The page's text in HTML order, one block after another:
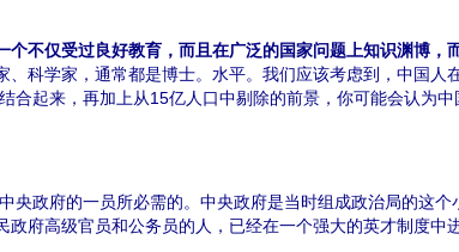
个不仅受过良好教育 ， 而且在广泛的国家问题上知识渊博 ，
科学家，通常都是博士。水平。我们应该考虑到，中国人
起来，再加上从15亿人口中剔除的前景，你可能会认为
政府的一员所必需的。中央政府是当时组成政治局的这个
府高级官员和公务员的人，已经在一个强大的英才制度中